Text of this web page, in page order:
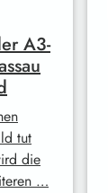
A3-
tut
die
…